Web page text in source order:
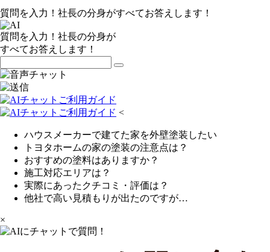
質問を入力！社長の分身がすべてお答えします！
質問を入力！社長の分身が
すべてお答えします！
<
ハウスメーカーで建てた家を外壁塗装したい
トヨタホームの家の塗装の注意点は？
おすすめの塗料はありますか？
施工対応エリアは？
実際にあったクチコミ・評価は？
他社で高い見積もりが出たのですが…
×